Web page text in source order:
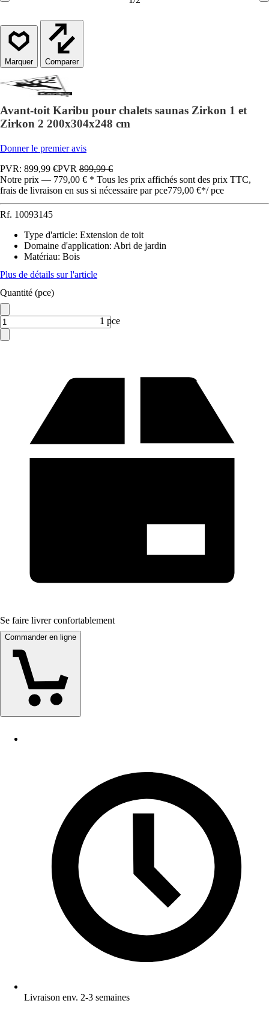
Comparer
Avant-toit Karibu pour chalets saunas Zirkon 1 et
Zirkon 2 200x304x248 cm
Donner le premier avis
PVR: 899,99 €PVR 899,99 €
Notre prix — 779,00 € * Tous les prix affichés sont des prix TTC,
frais de livraison en sus si nécessaire par pce779,00 €*/ pce
Rf. 10093145
Type d'article: Extension de toit
Domaine d'application: Abri de jardin
Matériau: Bois
Plus de détails sur l'article
Quantité (pce)
1 pce
Se faire livrer confortablement
Commander en ligne
Livraison env. 2-3 semaines